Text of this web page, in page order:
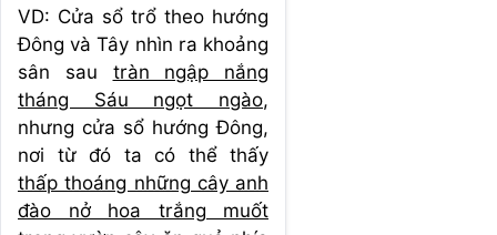
VD: Cửa sổ trổ theo hướng
Đông và Tây nhìn ra khoảng
sân sau tràn ngập nắng
tháng Sáu ngọt ngào,
nhưng cửa sổ hướng Đông,
nơi từ đó ta có thể thấy
thấp thoáng những cây anh
đào nở hoa trắng muốt